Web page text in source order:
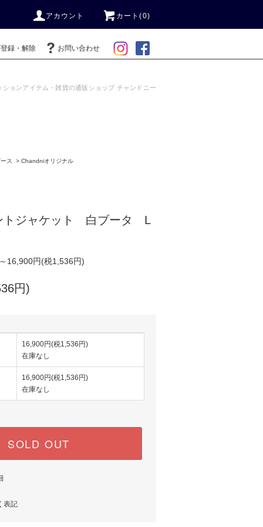
アカウント カート(0)
録・解除 お問い合わせ
ションアイテム・雑貨の通販ショップ チャンドニー
ス > Chandniオリジナル
トジャケット 白ブータ L
16,900円(税1,536円)
円)
16,900円(税1,536円)
在庫なし
16,900円(税1,536円)
在庫なし
SOLD OUT
表記